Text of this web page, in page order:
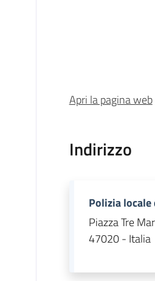
Apri la pagina web
Indirizzo
Polizia
Piazza Tre
47020 - Italia